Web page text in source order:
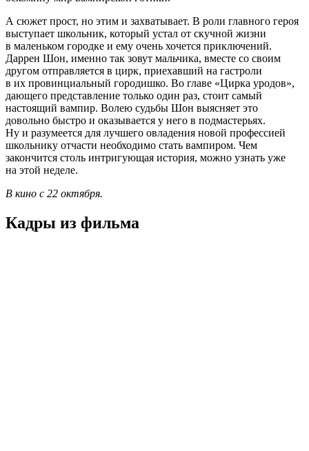
А сюжет прост, но этим и захватывает. В роли главного героя
выступает школьник, который устал от скучной жизни
в маленьком городке и ему очень хочется приключений.
Даррен Шон, именно так зовут мальчика, вместе со своим
другом отправляется в цирк, приехавший на гастроли
в их провинциальный городишко. Во главе «Цирка уродов»,
дающего представление только один раз, стоит самый
настоящий вампир. Волею судьбы Шон выясняет это
довольно быстро и оказывается у него в подмастерьях.
Ну и разумеется для лучшего овладения новой профессией
школьнику отчасти необходимо стать вампиром. Чем
закончится столь интригующая история, можно узнать уже
на этой неделе.
В кино с 22 октября.
Кадры из фильмa